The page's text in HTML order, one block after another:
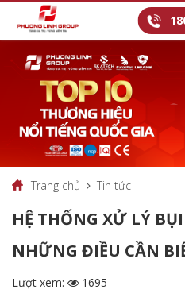
Trang chủ Tin tức
HỆ THỐNG XỬ LÝ
NHỮNG ĐIỀU CẦN
Lượt xem: 1695